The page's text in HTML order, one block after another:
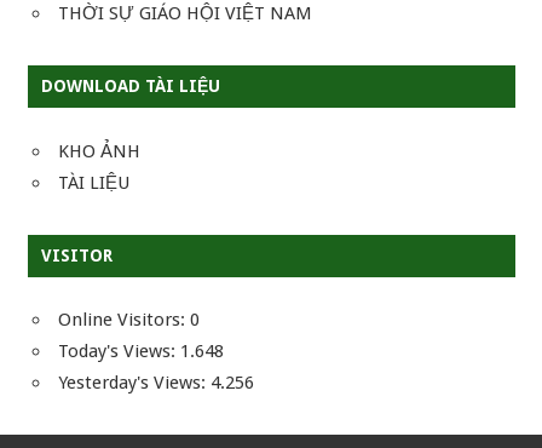
THỜI SỰ GIÁO HỘI VIỆT NAM
DOWNLOAD TÀI LIỆU
KHO ẢNH
TÀI LIỆU
VISITOR
Online Visitors: 0
Today's Views: 1.648
Yesterday's Views: 4.256